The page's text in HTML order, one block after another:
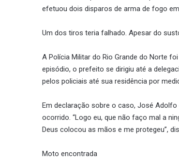
efetuou dois disparos de arma de fogo
Um dos tiros teria falhado. Apesar do
A Polícia Militar do Rio Grande do Norte
episódio, o prefeito se dirigiu até a
pelos policiais até sua residência por
Em declaração sobre o caso, José
ocorrido. “Logo eu, que não faço mal a
Deus colocou as mãos e me protegeu”,
Moto encontrada